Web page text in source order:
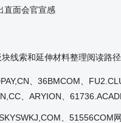
直面会官宣感
线索和延伸材料整理阅读路径
、36BMCOM、
、ARYION、
、51556COM